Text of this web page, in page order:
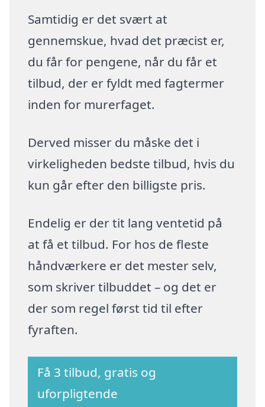
Samtidig er det svært at
gennemskue, hvad det præcist er,
du får for pengene, når du får et
tilbud, der er fyldt med fagtermer
inden for murerfaget.
Derved misser du måske det i
virkeligheden bedste tilbud, hvis du
kun går efter den billigste pris.
Endelig er der tit lang ventetid på
at få et tilbud. For hos de fleste
håndværkere er det mester selv,
som skriver tilbuddet – og det er
der som regel først tid til efter
fyraften.
Få 3 tilbud, gratis og
uforpligtende